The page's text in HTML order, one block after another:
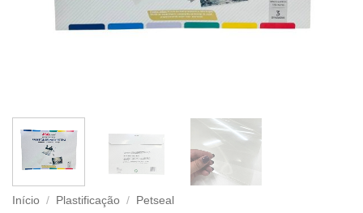
Início / Plastificação / Petseal